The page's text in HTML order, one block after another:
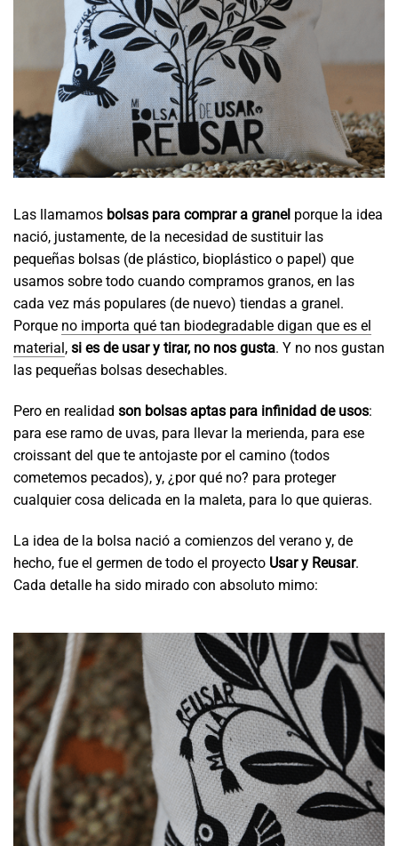
Las llamamos bolsas para comprar a granel porque la idea
nació, justamente, de la necesidad de sustituir las
pequeñas bolsas (de plástico, bioplástico o papel) que
usamos sobre todo cuando compramos granos, en las
cada vez más populares (de nuevo) tiendas a granel.
Porque no importa qué tan biodegradable digan que es el
material, si es de usar y tirar, no nos gusta. Y no nos gustan
las pequeñas bolsas desechables.
Pero en realidad son bolsas aptas para infinidad de usos:
para ese ramo de uvas, para llevar la merienda, para ese
croissant del que te antojaste por el camino (todos
cometemos pecados), y, ¿por qué no? para proteger
cualquier cosa delicada en la maleta, para lo que quieras.
La idea de la bolsa nació a comienzos del verano y, de
hecho, fue el germen de todo el proyecto Usar y Reusar.
Cada detalle ha sido mirado con absoluto mimo: